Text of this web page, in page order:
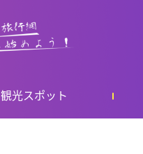
観光スポット